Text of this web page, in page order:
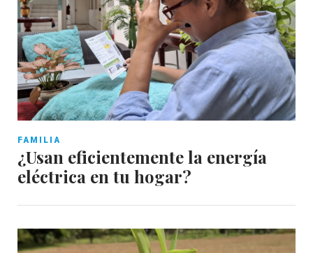
FAMILIA
¿Usan eficientemente la energía
eléctrica en tu hogar?